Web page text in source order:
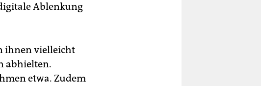
Ablenkung
ihnen vielleicht
abhielten.
etwa. Zudem